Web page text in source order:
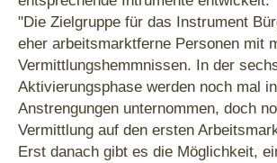
"Die Zielgruppe für das Instrument
eher arbeitsmarktferne Personen mit
Vermittlungshemmnissen. In der
Aktivierungsphase werden noch mal
Anstrengungen unternommen, doch
Vermittlung auf den ersten
Erst danach gibt es die Möglichkeit,